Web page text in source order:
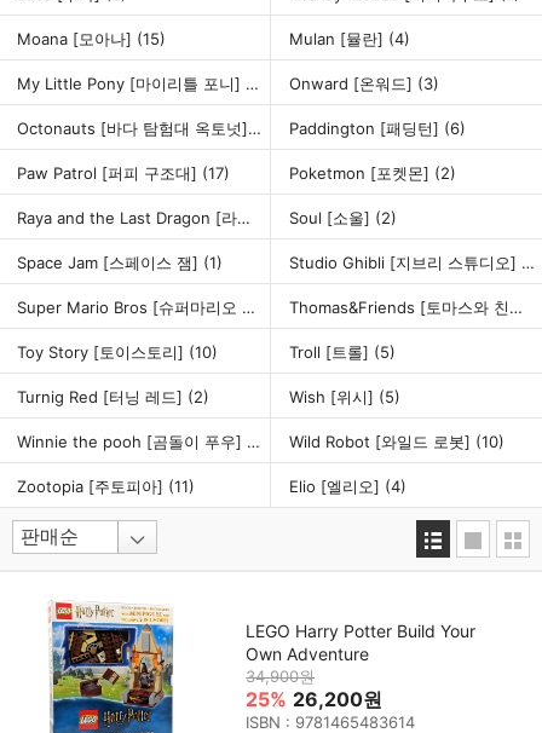
Moana [모아나] (15) Mulan [뮬란] (4)
My Little Pony [마이리틀 포니]
(15) Onward [온워드] (3)
Octonauts [바다 탐험대 옥토넛](10) Paddington [패딩턴] (6)
Paw Patrol [퍼피 구조대] (17) Poketmon [포켓몬] (2)
Raya and the Last Dragon [라야와 마지막 드래곤] (3)
Soul [소울] (2)
Space Jam [스페이스 잼] (1) Studio Ghibli [지브리 스튜디오]
Super Mario Bros [슈퍼마리오 브라더스] (6) Thomas&Friends [토마스와 친구들]
Toy Story [토이스토리] (10) Troll [트롤] (5)
Turnig Red [터닝 레드] (2) Wish [위시] (5)
Winnie the pooh [곰돌이 푸우]
(8) Wild Robot [와일드 로봇] (10)
Zootopia [주토피아] (11) Elio [엘리오] (4)
LEGO Harry Potter Build Your
Own Adventure
34,900원
25% 26,200원
ISBN : 9781465483614